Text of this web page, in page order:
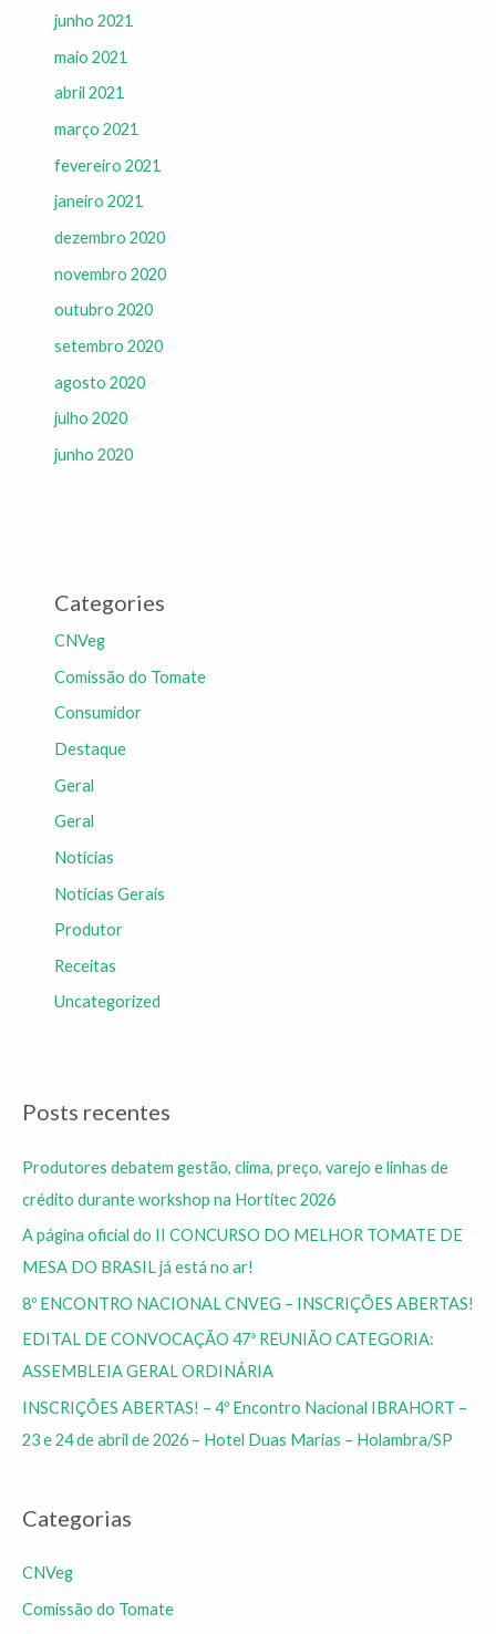
junho 2021
maio 2021
abril 2021
março 2021
fevereiro 2021
janeiro 2021
dezembro 2020
novembro 2020
outubro 2020
setembro 2020
agosto 2020
julho 2020
junho 2020
Categories
CNVeg
Comissão do Tomate
Consumidor
Destaque
Geral
Geral
Notícias
Notícias Gerais
Produtor
Receitas
Uncategorized
Posts recentes
Produtores debatem gestão, clima, preço, varejo e linhas de
crédito durante workshop na Hortitec 2026
A página oficial do II CONCURSO DO MELHOR TOMATE DE
MESA DO BRASIL já está no ar!
8º ENCONTRO NACIONAL CNVEG – INSCRIÇÕES ABERTAS!
EDITAL DE CONVOCAÇÃO 47ª REUNIÃO CATEGORIA:
ASSEMBLEIA GERAL ORDINÁRIA
INSCRIÇÕES ABERTAS! – 4º Encontro Nacional IBRAHORT –
23 e 24 de abril de 2026 – Hotel Duas Marias – Holambra/SP
Categorias
CNVeg
Comissão do Tomate